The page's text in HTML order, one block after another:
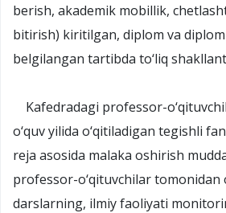
berish, akademik mobillik,
bitirish) kiritilgan, diplom va
belgilangan tartibda to‘liq
Kafedradagi professor-
o‘quv yilida o‘qitiladigan tegishli
reja asosida malaka oshirish
professor-o‘qituvchilar tomonidan
darslarning, ilmiy faoliyati